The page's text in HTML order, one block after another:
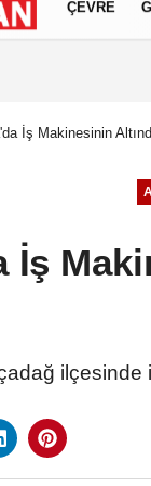
Gizlilik İlkeleri
ÇEVRE
İş Makinesinin
İş
ilçesinde